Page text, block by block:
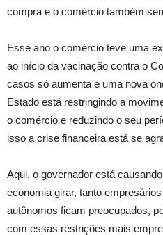
compra e o comércio também
Esse ano o comércio teve uma
ao início da vacinação contra o
casos só aumenta e uma nova
Estado está restringindo a
o comércio e reduzindo o seu
isso a crise financeira está se
Aqui, o governador está
economia girar, tanto
autônomos ficam preocupados,
com essas restrições mais